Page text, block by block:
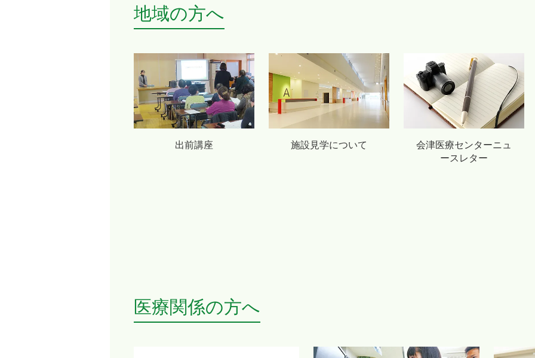
地域の方へ
出前講座 施設見学について
会津医療センターニュ
ースレター
医療関係の方へ